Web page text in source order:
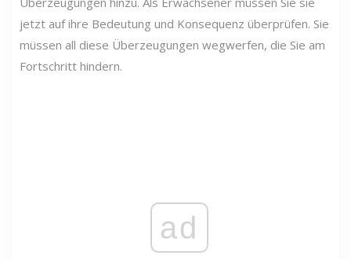
jetzt auf ihre Bedeutung und Konsequenz überprüfen. Sie
müssen all diese Überzeugungen wegwerfen, die Sie am
Fortschritt hindern.
ad